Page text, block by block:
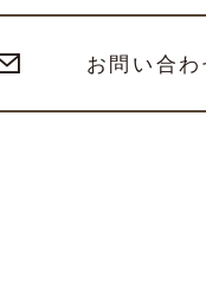
お問い合